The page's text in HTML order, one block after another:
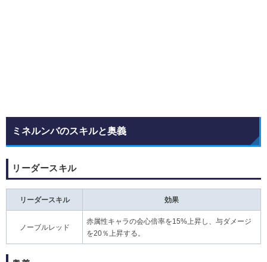
ミネルンバのスキルと奥義
リーダースキル
リーダースキル 効果
ノーブルレッド
赤属性キャラの会心倍率を15%上昇し、与ダメージ
を20％上昇する。